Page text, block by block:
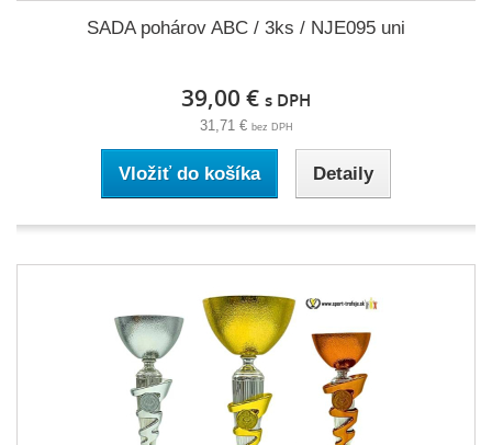
SADA pohárov ABC / 3ks / NJE095 uni
39,00 € s DPH
31,71 € bez DPH
Vložiť do košíka Detaily